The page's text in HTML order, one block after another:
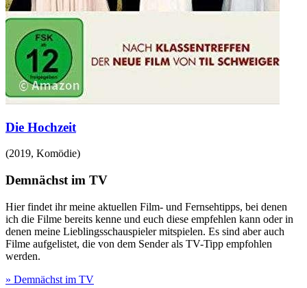
Die Hochzeit
(2019, Komödie)
Demnächst im TV
Hier findet ihr meine aktuellen Film- und Fernsehtipps, bei denen
ich die Filme bereits kenne und euch diese empfehlen kann oder in
denen meine Lieblingsschauspieler mitspielen. Es sind aber auch
Filme aufgelistet, die von dem Sender als TV-Tipp empfohlen
werden.
» Demnächst im TV